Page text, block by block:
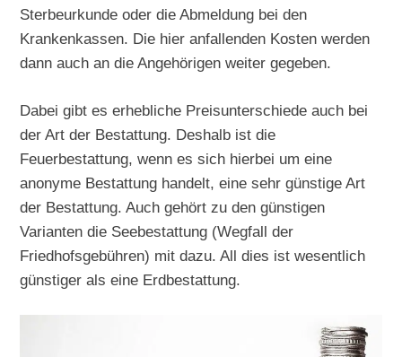
Sterbeurkunde oder die Abmeldung bei den
Krankenkassen. Die hier anfallenden Kosten werden
dann auch an die Angehörigen weiter gegeben.
Dabei gibt es erhebliche Preisunterschiede auch bei
der Art der Bestattung. Deshalb ist die
Feuerbestattung, wenn es sich hierbei um eine
anonyme Bestattung handelt, eine sehr günstige Art
der Bestattung. Auch gehört zu den günstigen
Varianten die Seebestattung (Wegfall der
Friedhofsgebühren) mit dazu. All dies ist wesentlich
günstiger als eine Erdbestattung.